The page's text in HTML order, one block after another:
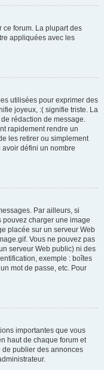
ce forum. La plupart des
appliquées avec les
utilisées pour exprimer des
joyeux, :( signifie triste. La
rédaction de message.
rapidement rendre un
les retirer ou simplement
avoir défini un nombre
Par ailleurs, si
pouvez charger une image
placée sur un serveur Web
Vous ne pouvez pas
serveur Web public) ni des
exemple : boîtes
mot de passe, etc. Pour
importantes que vous
haut de chaque forum et
de publier des annonces